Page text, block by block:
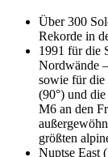
Über 300
Rekorde in
1991 für die
Nordwände
sowie für die
(90°) und
M6 an den
größten
Nuptse East